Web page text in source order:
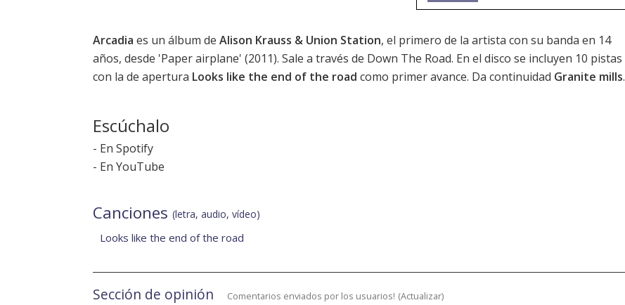
Arcadia es un álbum de Alison Krauss & Union Station, el primero de la artista con su banda en 14
años, desde 'Paper airplane' (2011). Sale a través de Down The Road. En el disco se incluyen 10 pistas
con la de apertura Looks like the end of the road como primer avance. Da continuidad Granite mills.
Escúchalo
- En Spotify
- En YouTube
Canciones (letra, audio, vídeo)
Looks like the end of the road
Sección de opinión Comentarios enviados por los usuarios! (Actualizar)